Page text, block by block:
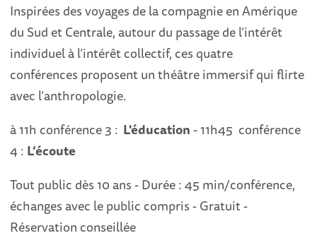
Inspirées des voyages de la compagnie en Amérique
du Sud et Centrale, autour du passage de l’intérêt
individuel à l’intérêt collectif, ces quatre
conférences proposent un théâtre immersif qui flirte
avec l’anthropologie.
à 11h conférence 3 : L'éducation- 11h45 conférence
4 : L’écoute
Tout public dès 10 ans - Durée : 45 min/conférence,
échanges avec le public compris - Gratuit -
Réservation conseillée